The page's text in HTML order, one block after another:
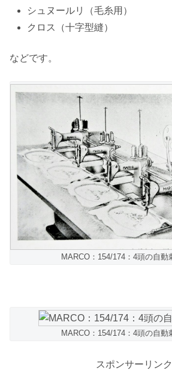
シュヌールリ（毛糸用）
クロス（十字型縫）
などです。
MARCO：154/174：4頭の自動
MARCO：154/174：4頭の自動
スポンサーリンク